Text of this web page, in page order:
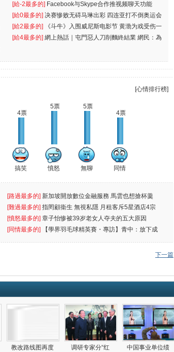
离
[給-2最多的] Facebook与Skype合作推视频聊天功能
[給0最多的] 决赛惨败无碍马琳出彩 四连亚打不倒奥运会
[給2最多的]
《斗牛》入围威尼斯电影节 黄渤为戏受伤一
[給4最多的] 網上熱話｜屯門惡人刀削麵終結業 網民：為
[心情排行榜]
4票
搞笑
5票
憤怒
5票
無聊
4票
同情
[路過最多的] 新加坡開放數位金融服務 馬雲也想搶杯羹
[難過最多的] 指罔顧衞生 無視私隱 月租客斥5星酒店4宗
罪
[憤怒最多的] 章子怡惨被39岁老女人夺夫的五大原因
[同情最多的]
【學界羽毛球精英賽・專訪】青中：放下成
敗
下一篇
教改路线图再度 调研专家分“红 中国事业单位绩